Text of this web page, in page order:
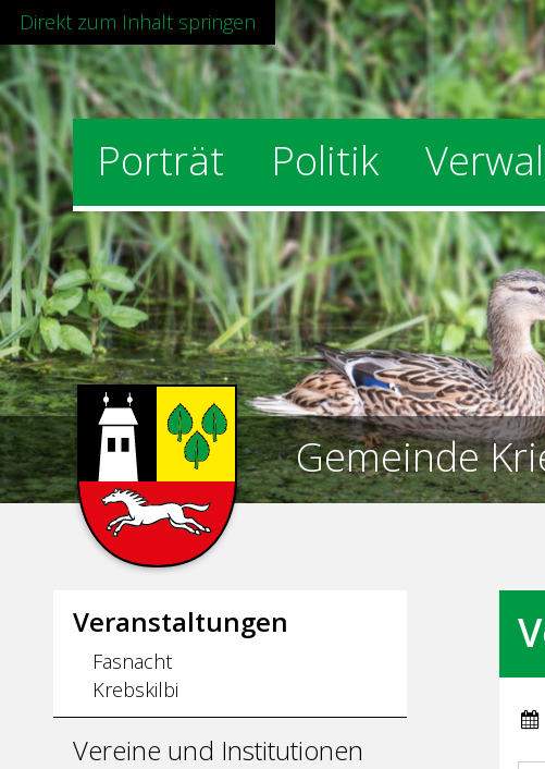
Direkt zum Inhalt springen
Hauptnavigation
Porträt Politik
Gemeinde
Unternavigation
Veranstaltungen
Fasnacht
Krebskilbi
Vereine und Institutionen